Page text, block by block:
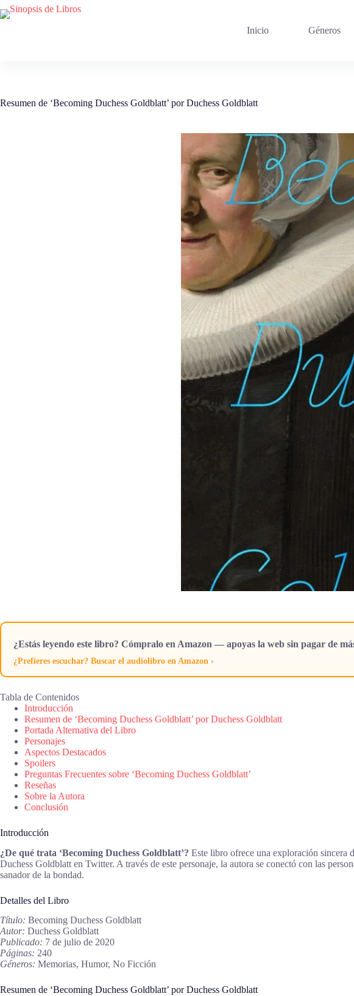
Saltar
al
Inicio Géneros
Resumen de ‘Becoming Duchess Goldblatt’ por Duchess Goldblatt
¿Estás leyendo este libro? Cómpralo en Amazon — apoyas la web sin pagar de
¿Prefieres escuchar? Buscar el audiolibro en Amazon ›
Tabla de Contenidos
Introducción
Resumen de ‘Becoming Duchess Goldblatt’ por Duchess Goldblatt
Portada Alternativa del Libro
Personajes
Aspectos Destacados
Spoilers
Preguntas Frecuentes sobre ‘Becoming Duchess Goldblatt’
Reseñas
Sobre la Autora
Conclusión
Introducción
¿De qué trata ‘Becoming Duchess Goldblatt’? Este libro ofrece una exploración sincera
Duchess Goldblatt en Twitter. A través de este personaje, la autora se conectó con las
sanador de la bondad.
Detalles del Libro
Título: Becoming Duchess Goldblatt
Autor: Duchess Goldblatt
Publicado: 7 de julio de 2020
Páginas: 240
Géneros: Memorias, Humor, No Ficción
Resumen de ‘Becoming Duchess Goldblatt’ por Duchess Goldblatt